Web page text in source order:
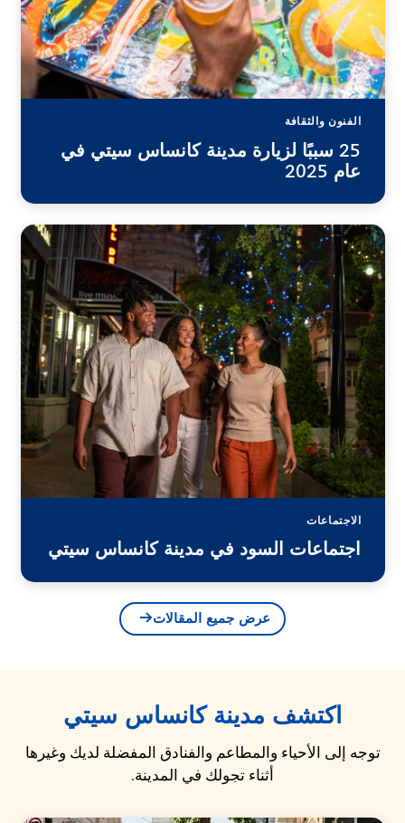
الفنون والثقافة
25 سببًا لزيارة مدينة كانساس سيتي في
عام 2025
الاجتماعات
اجتماعات السود في مدينة كانساس سيتي
عرض جميع المقالات
اكتشف مدينة كانساس سيتي
توجه إلى الأحياء والمطاعم والفنادق المفضلة لديك وغيرها
أثناء تجولك في المدينة.